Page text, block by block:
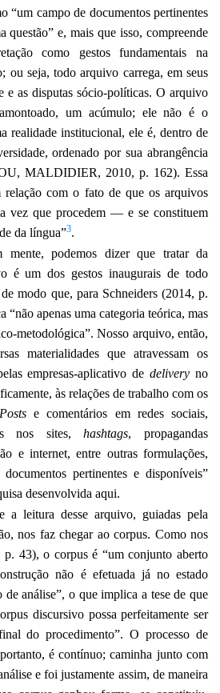
“um campo de documentos pertinentes
questão” e, mais que isso, compreende
como gestos fundamentais na
ou seja, todo arquivo carrega, em seus
e as disputas sócio-políticas. O arquivo
um acúmulo; ele não é o
realidade institucional, ele é, dentro de
ordenado por sua abrangência
MALDIDIER, 2010, p. 162). Essa
relação com o fato de que os arquivos
vez que procedem — e se constituem
da língua”3.
mente, podemos dizer que tratar da
é um dos gestos inaugurais de todo
modo que, para Schneiders (2014, p.
“não apenas uma categoria teórica, mas
metodológica”. Nosso arquivo, então,
materialidades que atravessam os
empresas-aplicativo dedelivery no
às relações de trabalho com os
Posts e comentários em redes sociais,
nos sites,hashtags, propagandas
e internet, entre outras formulações,
pertinentes e disponíveis”
desenvolvida aqui.
a leitura desse arquivo, guiadas pela
nos faz chegar ao corpus. Como nos
p. 43), o corpus é “um conjunto aberto
não é efetuada já no estado
análise”, o que implica a tese de que
discursivo possa perfeitamente ser
do procedimento”. O processo de
é contínuo; caminha junto com
e foi justamente assim, de maneira